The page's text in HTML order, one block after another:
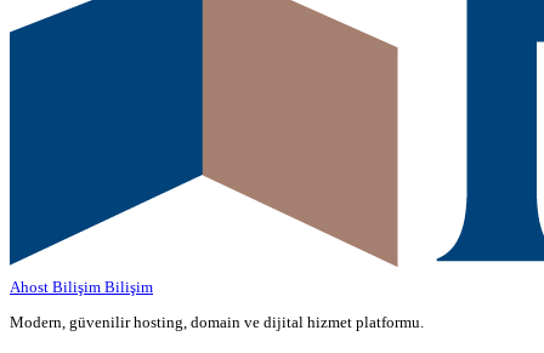
Ahost Bilişim Bilişim
Modern, güvenilir hosting, domain ve dijital hizmet platformu.